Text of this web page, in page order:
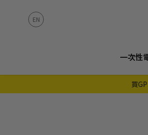
一次性